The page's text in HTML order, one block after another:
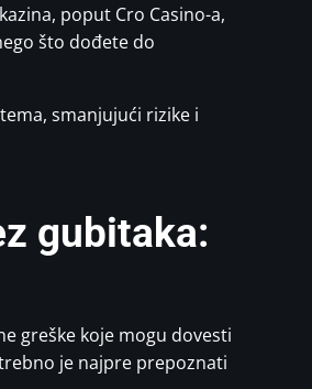
poput Cro Casino-a,
što dođete do
smanjujući rizike i
gubitaka:
greške koje mogu dovesti
je najpre prepoznati